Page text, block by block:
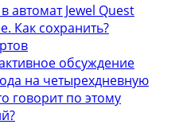
автомат Jewel Quest
Как сохранить?
обсуждение
на четырехдневную
говорит по этому